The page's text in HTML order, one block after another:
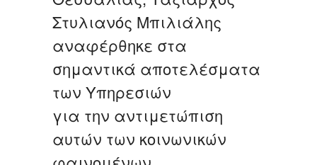
Στυλιανός Μπιλιάλης
αναφέρθηκε στα
σημαντικά αποτελέσματα
των Υπηρεσιών
για την αντιμετώπιση
αυτών των κοινωνικών